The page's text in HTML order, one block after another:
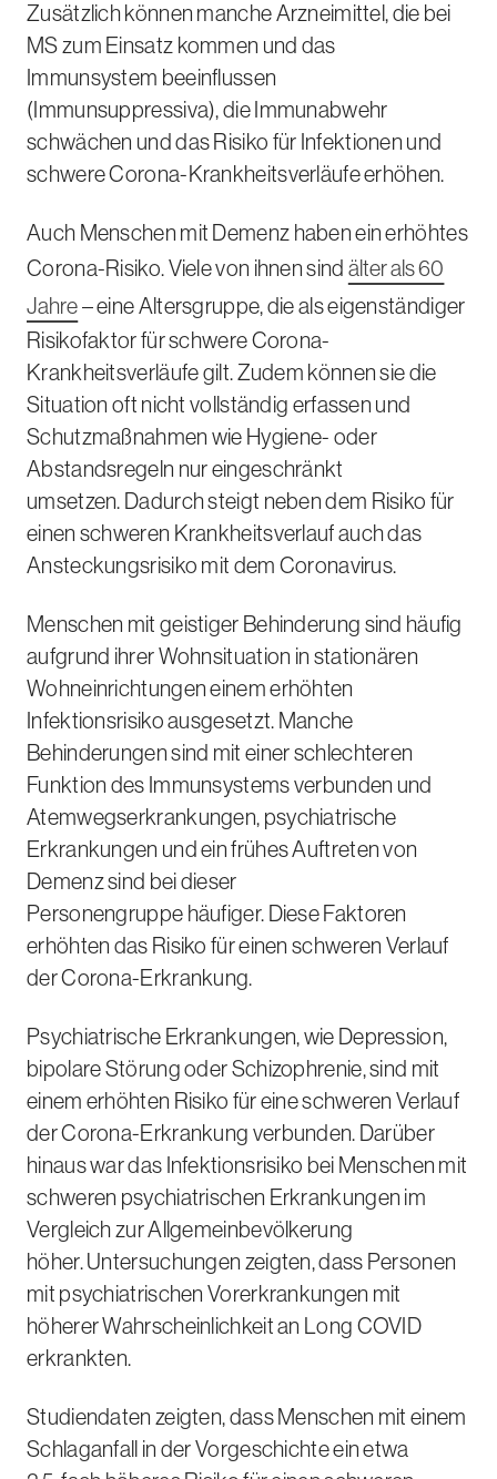
Zusätzlich können manche Arzneimittel, die bei
MS zum Einsatz kommen und das
Immunsystem beeinflussen
(Immunsuppressiva), die Immunabwehr
schwächen und das Risiko für Infektionen und
schwere Corona-Krankheitsverläufe erhöhen.
Auch Menschen mit Demenz haben ein erhöhtes
Corona-Risiko. Viele von ihnen sind älter als 60
Jahre– eine Altersgruppe, die als eigenständiger
Risikofaktor für schwere Corona-
Krankheitsverläufe gilt. Zudem können sie die
Situation oft nicht vollständig erfassen und
Schutzmaßnahmen wie Hygiene- oder
Abstandsregeln nur eingeschränkt
umsetzen. Dadurch steigt neben dem Risiko für
einen schweren Krankheitsverlauf auch das
Ansteckungsrisiko mit dem Coronavirus.
Menschen mit geistiger Behinderung sind häufig
aufgrund ihrer Wohnsituation in stationären
Wohneinrichtungen einem erhöhten
Infektionsrisiko ausgesetzt. Manche
Behinderungen sind mit einer schlechteren
Funktion des Immunsystems verbunden und
Atemwegserkrankungen, psychiatrische
Erkrankungen und ein frühes Auftreten von
Demenz sind bei dieser
Personengruppe häufiger. Diese Faktoren
erhöhten das Risiko für einen schweren Verlauf
der Corona-Erkrankung.
Psychiatrische Erkrankungen, wie Depression,
bipolare Störung oder Schizophrenie, sind mit
einem erhöhten Risiko für eine schweren Verlauf
der Corona-Erkrankung verbunden. Darüber
hinaus war das Infektionsrisiko bei Menschen mit
schweren psychiatrischen Erkrankungen im
Vergleich zur Allgemeinbevölkerung
höher. Untersuchungen zeigten, dass Personen
mit psychiatrischen Vorerkrankungen mit
höherer Wahrscheinlichkeit an Long COVID
erkrankten.
Studiendaten zeigten, dass Menschen mit einem
Schlaganfall in der Vorgeschichte ein etwa